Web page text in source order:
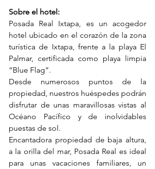
Sobre el hotel:
Posada Real Ixtapa, es un acogedor
hotel ubicado en el corazón de la zona
turística de Ixtapa, frente a la playa El
Palmar, certificada como playa limpia
“Blue Flag”.
Desde numerosos puntos de la
propiedad, nuestros huéspedes podrán
disfrutar de unas maravillosas vistas al
Océano Pacífico y de inolvidables
puestas de sol.
Encantadora propiedad de baja altura,
a la orilla del mar, Posada Real es ideal
para unas vacaciones familiares, un